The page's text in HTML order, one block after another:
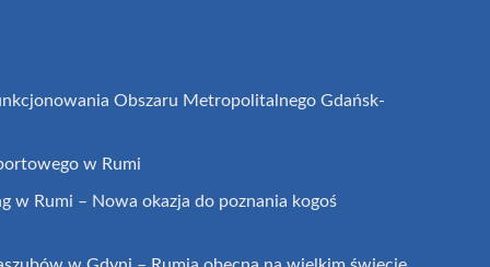
Obszaru Metropolitalnego Gdańsk-
w Rumi
w Rumi – Nowa okazja do poznania kogoś